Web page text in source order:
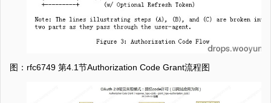
图：rfc6749 第4.1节Authorization Code Grant流程图